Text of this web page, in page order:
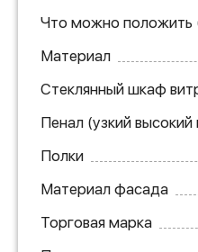
Что можно положить
Материал
Стеклянный шкаф
Пенал (узкий
Полки
Материал фасада
Торговая марка